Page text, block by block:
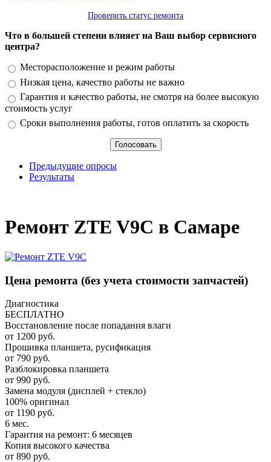
Проверить статус ремонта
Что в большей степени влияет на Ваш выбор сервисного
центра?
Варианты
Месторасположение и режим работы
Низкая цена, качество работы не важно
Гарантия и качество работы, не смотря на более высокую
стоимость услуг
Сроки выполнения работы, готов оплатить за скорость
Предыдущие опросы
Результаты
Ремонт ZTE V9C в Самаре
Цена ремонта (без учета стоимости запчастей)
Диагностика
БЕСПЛАТНО
Восстановление после попадания влаги
от 1200 руб.
Прошивка планшета, русификация
от 790 руб.
Разблокировка планшета
от 990 руб.
Замена модуля (дисплей + стекло)
100% оригинал
от 1190 руб.
6 мес.
Гарантия на ремонт: 6 месяцев
Копия высокого качества
от 890 руб.